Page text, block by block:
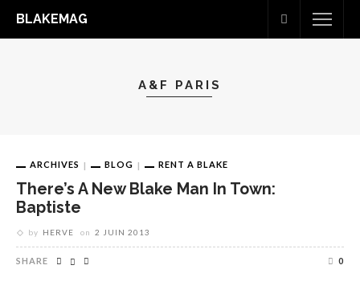
BLAKEMAG
A&F PARIS
ARCHIVES BLOG RENT A BLAKE
There’s A New Blake Man In Town:
Baptiste
by HERVE on 2 JUIN 2013
SHARE 0